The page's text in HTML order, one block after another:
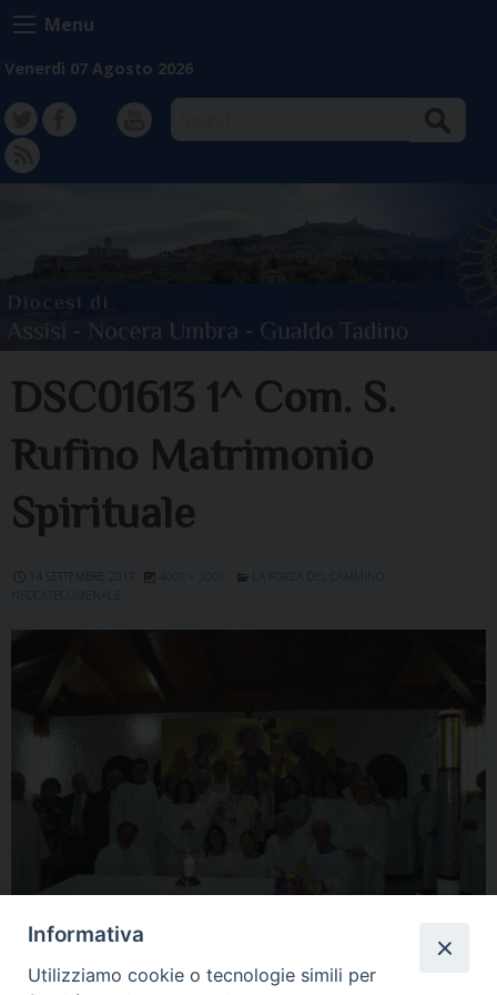
Skip
to
content
Menu
Venerdì 07 Agosto 2026
TW FB Instagram
YT
FD
DSC01613 1^ Com. S.
Rufino Matrimonio
Spirituale
14 SETTEMBRE 2017 4000 × 3000
LA FORZA DEL CAMMINO
NEOCATECUMENALE
Informativa
Utilizziamo cookie o tecnologie simili per